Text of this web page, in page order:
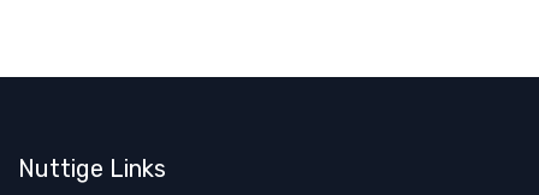
Nuttige Links